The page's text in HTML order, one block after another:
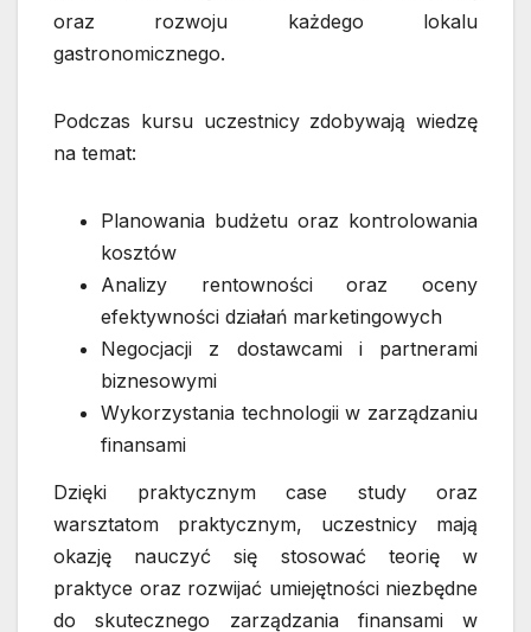
oraz rozwoju każdego lokalu
gastronomicznego.
Podczas kursu uczestnicy zdobywają wiedzę
na temat:
Planowania budżetu oraz kontrolowania
kosztów
Analizy rentowności oraz oceny
efektywności działań marketingowych
Negocjacji z dostawcami i partnerami
biznesowymi
Wykorzystania technologii w zarządzaniu
finansami
Dzięki praktycznym case study oraz
warsztatom praktycznym, uczestnicy mają
okazję nauczyć się stosować teorię w
praktyce oraz rozwijać umiejętności niezbędne
do skutecznego zarządzania finansami w